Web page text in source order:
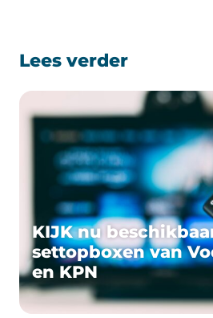
Lees verder
KIJK nu
settopboxen van
en KPN